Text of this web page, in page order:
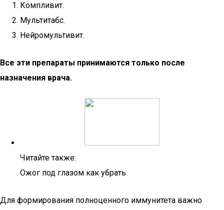
Компливит.
Мультитабс.
Нейромультивит.
Все эти препараты принимаются только после
назначения врача.
Читайте также:
Ожог под глазом как убрать
Для формирования полноценного иммунитета важно